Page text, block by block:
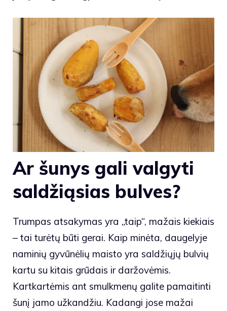
Ar šunys gali valgyti
saldžiąsias bulves?
Trumpas atsakymas yra „taip“, mažais kiekiais
– tai turėtų būti gerai. Kaip minėta, daugelyje
naminių gyvūnėlių maisto yra saldžiųjų bulvių
kartu su kitais grūdais ir daržovėmis.
Kartkartėmis ant smulkmenų galite pamaitinti
šunį jamo užkandžiu. Kadangi jose mažai